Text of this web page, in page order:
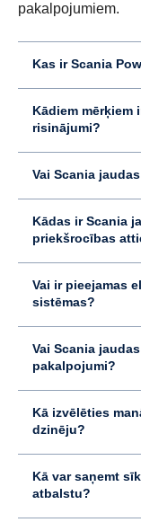
pakalpojumiem.
Kas ir Scania
Kādiem mērķiem
risinājumi?
Vai Scania
Kādas ir Scania
priekšrocības
Vai ir pieejamas
sistēmas?
Vai Scania
pakalpojumi?
Kā izvēlēties
dzinēju?
Kā var saņemt
atbalstu?